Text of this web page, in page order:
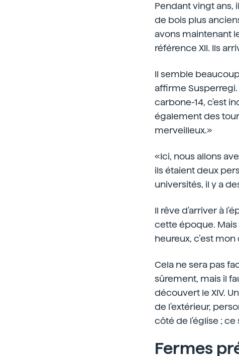
Pendant vingt ans,
de bois plus
avons maintenant
référence XII. Ils
Il semble
affirme
carbone-14, c'est
également des
merveilleux.»
«Ici, nous allons
ils étaient deux
universités, il y a
Il rêve d'arriver à
cette époque. Mais
heureux, c’est
Cela ne sera pas
sûrement, mais il
découvert le XIV.
de l'extérieur,
côté de l'église ;
Fermes